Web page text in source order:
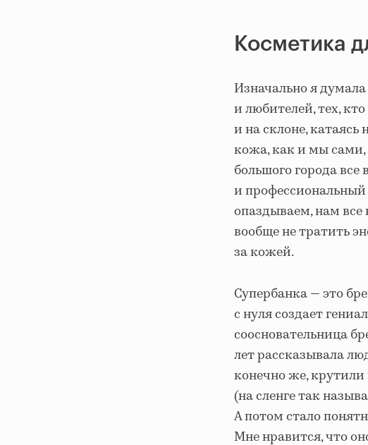
Косметика
Изначально я
и любителей, тех,
и на склоне,
кожа, как и мы сами,
большого города
и
опаздываем, нам
вообще не тратить
за кожей.
Супербанка — это
с нуля создает
соосновательница
лет рассказывала
конечно же, крутили
(на сленге так
А потом стало
Мне нравится, что